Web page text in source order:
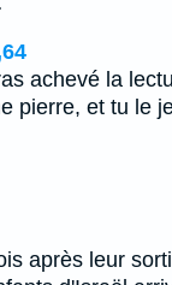
achevé la
pierre, et tu le
après leur